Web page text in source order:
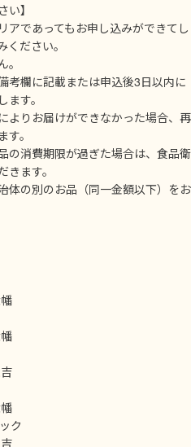
い】
アであってもお申し込みができてし
ださい。
考欄に記載または申込後3日以内に
す。
よりお届けができなかった場合、再
。
の消費期限が過ぎた場合は、食品衛
ます。
体の別のお品（同一金額以下）をお
ク